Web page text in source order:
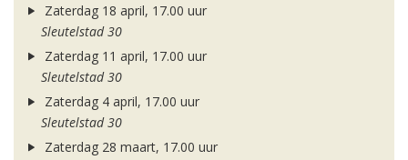
Zaterdag 18 april, 17.00 uur
Sleutelstad 30
Zaterdag 11 april, 17.00 uur
Sleutelstad 30
Zaterdag 4 april, 17.00 uur
Sleutelstad 30
Zaterdag 28 maart, 17.00 uur